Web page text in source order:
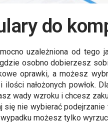
do
uzależniona od
osobno dobierzesz
oprawki, a możesz
nałożonych powłok.
wady wzroku i chcesz
się nie wybierać
możesz tylko